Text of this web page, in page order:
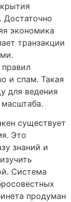
Достаточно
экономика
транзакции
и спам. Такая
для ведения
существует
Это
знаний и
Система
продуман